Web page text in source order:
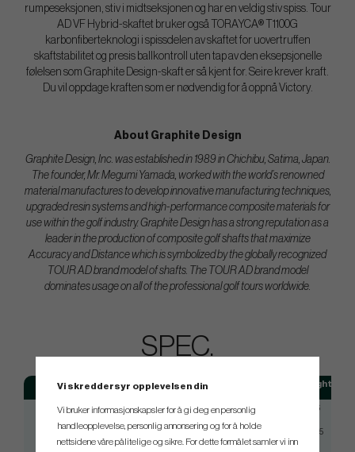
rumpeseksjonen, stiv i midtseksjonen og har en veldig stiv spiss. Tour
AD VF Hybrid-skaftet bruker også TORAYCA® T1100G
karbonfiberteknologi i spissdelen av skaftet for uovertruffen
skaftstabilitet og presis ballkontroll uten tap av den eksepsjonelle
følelsen som Graphite Design-skaft er så kjent for. Seire krever kraft.
Du vil oppdage kraften som er nødvendig for å oppnå Victory.
About Graphite Design
Graphite Design, Inc. was established in 1989 in Chichibu, Satima, Japan.
The founder, Mr. Megumi Yamada, worked with the world’s renowned
material manufactures to develop innovative manufacturing techniques,
upgraded resin systems and high-performance composite materials for
use within the golf industry. Graphite Design has a strong reputation as a
leader in the production of composite golf shafts that maximize
Accuracy and Distance which is symbolized by the globally recognized
TOUR AD brand model of shafts. The TOUR AD brand model
dominates usage on all of the professional golf tours worldwide.
SPEC.
Model Weight
VF Hybrid 75 Regular 76
VF Hybrid 75 Stiff 76,5
Vi skreddersyr opplevelsen din
Vi bruker informasjonskapsler for å gi deg en personlig
handleopplevelse, personlig annonsering og for å holde
nettsidene våre pålitelige og sikre. For dette formålet samler vi inn